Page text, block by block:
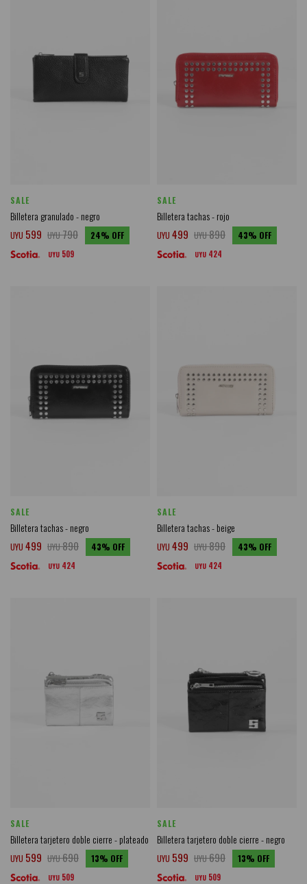
SALE
Billetera granulado - negro
UYU 599 UYU790 24
UYU 509
SALE
Billetera tachas - rojo
UYU 499 UYU890 43
UYU 424
SALE
Billetera tachas - negro
UYU 499 UYU890 43
UYU 424
SALE
Billetera tachas - beige
UYU 499 UYU890 43
UYU 424
SALE
Billetera tarjetero doble cierre - plateado
UYU 599 UYU690 13
UYU 509
SALE
Billetera tarjetero doble cierre - negro
UYU 599 UYU690 13
UYU 509